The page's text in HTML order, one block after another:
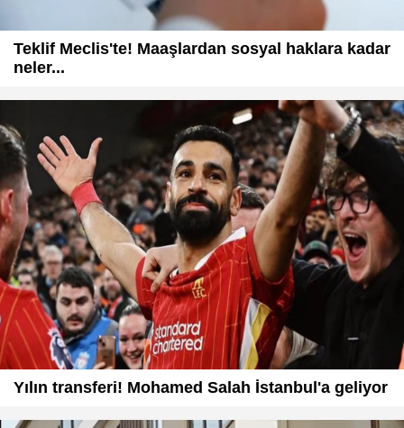
Teklif Meclis'te! Maaşlardan sosyal haklara kadar
neler...
Yılın transferi! Mohamed Salah İstanbul'a geliyor